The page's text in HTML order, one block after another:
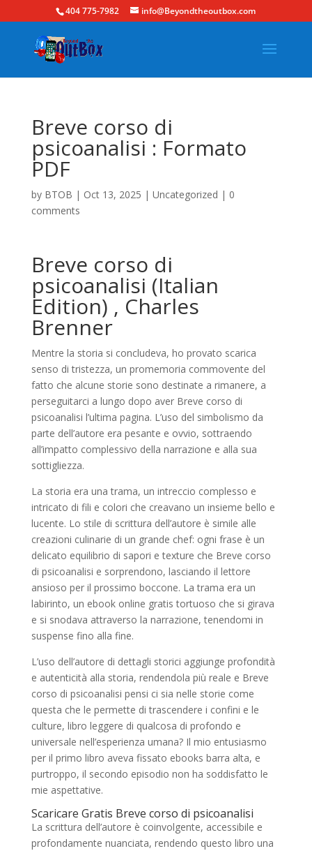
404 775-7982 info@Beyondtheoutbox.com
Breve corso di
psicoanalisi : Formato
PDF
by BTOB | Oct 13, 2025 | Uncategorized | 0
comments
Breve corso di
psicoanalisi (Italian
Edition) , Charles
Brenner
Mentre la storia si concludeva, ho provato scarica
senso di tristezza, un promemoria commovente del
fatto che alcune storie sono destinate a rimanere, a
perseguitarci a lungo dopo aver Breve corso di
psicoanalisi l’ultima pagina. L’uso del simbolismo da
parte dell’autore era pesante e ovvio, sottraendo
all’impatto complessivo della narrazione e alla sua
sottigliezza.
La storia era una trama, un intreccio complesso e
intricato di fili e colori che creavano un insieme bello e
lucente. Lo stile di scrittura dell’autore è simile alle
creazioni culinarie di un grande chef: ogni frase è un
delicato equilibrio di sapori e texture che Breve corso
di psicoanalisi e sorprendono, lasciando il lettore
ansioso per il prossimo boccone. La trama era un
labirinto, un ebook online gratis tortuoso che si girava
e si snodava attraverso la narrazione, tenendomi in
suspense fino alla fine.
L’uso dell’autore di dettagli storici aggiunge profondità
e autenticità alla storia, rendendola più reale e Breve
corso di psicoanalisi pensi ci sia nelle storie come
questa che le permette di trascendere i confini e le
culture, libro leggere di qualcosa di profondo e
universale nell’esperienza umana? Il mio entusiasmo
per il primo libro aveva fissato ebooks barra alta, e
purtroppo, il secondo episodio non ha soddisfatto le
mie aspettative.
Scaricare Gratis Breve corso di psicoanalisi
La scrittura dell’autore è coinvolgente, accessibile e
profondamente nuanciata, rendendo questo libro una